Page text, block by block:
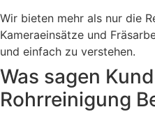
Wir bieten mehr als nur die
Kameraeinsätze und
und einfach zu verstehen.
Was sagen
Rohrreinigung